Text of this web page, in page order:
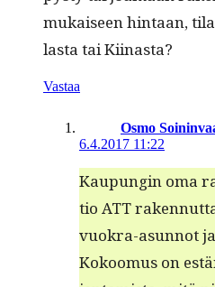
mukaiseen hin­taan,
las­ta tai Kiinasta?
Vastaa
Osmo
6.4.2017 11:22
Kaupun­gin oma
tio ATT
vuokra-asun­not
Kokoomus on